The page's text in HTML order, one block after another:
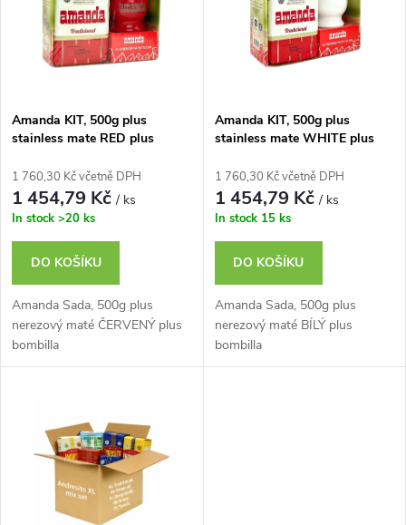
p
r
o
d
u
k
s
p
r
o
d
u
k
Amanda KIT, 500g plus
stainless mate RED plus
1 760,30 Kč včetně DPH
1 454,79 Kč/ ks
In stock >20 ks
DO KOŠÍKU
Amanda Sada, 500g plus
nerezový maté ČERVENÝ plus
bombilla
Amanda KIT, 500g plus
stainless mate WHITE plus
1 760,30 Kč včetně DPH
1 454,79 Kč/ ks
In stock 15 ks
DO KOŠÍKU
Amanda Sada, 500g plus
nerezový maté BÍLÝ plus
bombilla